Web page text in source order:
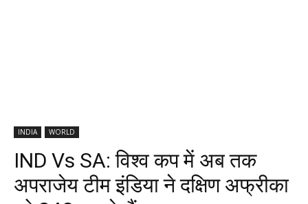
INDIA WORLD
IND Vs SA: विश्व कप में अब तक
अपराजेय टीम इंडिया ने दक्षिण अफ्रीका